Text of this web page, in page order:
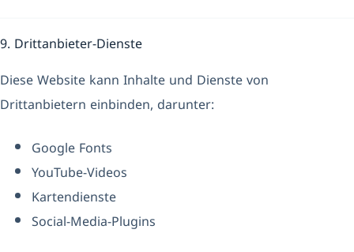
9. Drittanbieter-Dienste
Diese Website kann Inhalte und Dienste von
Drittanbietern einbinden, darunter:
Google Fonts
YouTube-Videos
Kartendienste
Social-Media-Plugins